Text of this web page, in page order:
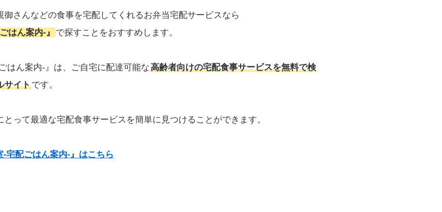
御さんなどの食事を宅配してくれるお弁当宅配サービスなら
はん案内‐』
で探すことをおすすめします。
はん案内‐』は、ご自宅に配達可能な高齢者向けの宅配食事サービスを無料で検
サイトです。
って最適な宅配食事サービスを簡単に見つけることができます。
宅配ごはん案内‐』はこちら